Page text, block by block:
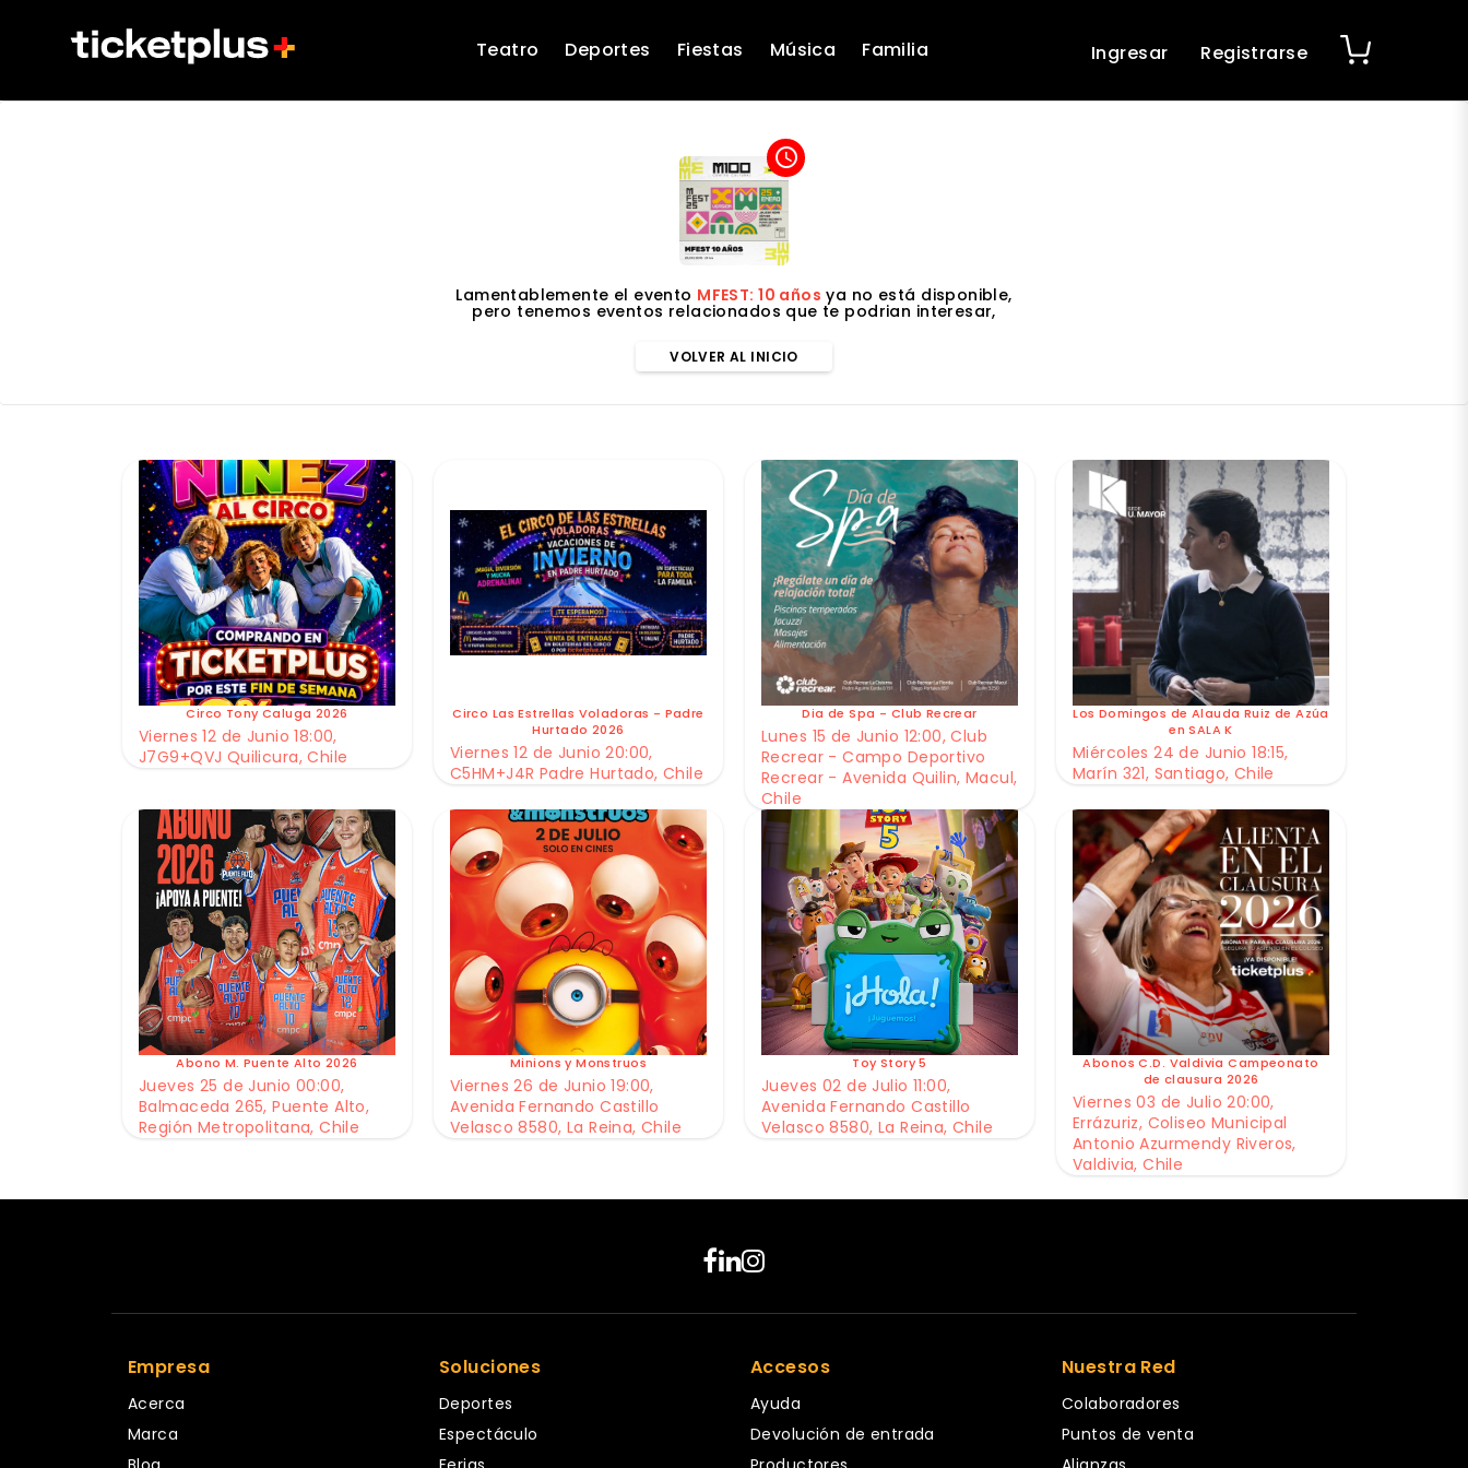
Teatro Deportes Fiestas Música Familia Ingresar Registrarse
access_time
Lamentablemente el evento MFEST: 10 años ya no está disponible,
pero tenemos eventos relacionados que te podrian interesar,
VOLVER AL INICIO
Circo Tony Caluga 2026
Viernes 12 de Junio 18:00,
J7G9+QVJ Quilicura, Chile
Circo Las Estrellas Voladoras - Padre
Hurtado 2026
Viernes 12 de Junio 20:00,
C5HM+J4R Padre Hurtado, Chile
Dia de Spa - Club Recrear
Lunes 15 de Junio 12:00, Club
Recrear - Campo Deportivo
Recrear - Avenida Quilin, Macul,
Chile
Los Domingos de Alauda Ruiz de Azúa
en SALA K
Miércoles 24 de Junio 18:15,
Marín 321, Santiago, Chile
Abono M. Puente Alto 2026
Jueves 25 de Junio 00:00,
Balmaceda 265, Puente Alto,
Región Metropolitana, Chile
Minions y Monstruos
Viernes 26 de Junio 19:00,
Avenida Fernando Castillo
Velasco 8580, La Reina, Chile
Toy Story 5
Jueves 02 de Julio 11:00,
Avenida Fernando Castillo
Velasco 8580, La Reina, Chile
Abonos C.D. Valdivia Campeonato
de clausura 2026
Viernes 03 de Julio 20:00,
Errázuriz, Coliseo Municipal
Antonio Azurmendy Riveros,
Valdivia, Chile
Empresa
Acerca
Marca
Soluciones
Deportes
Espectáculo
Accesos
Ayuda
Devolución de entrada
Nuestra Red
Colaboradores
Puntos de venta